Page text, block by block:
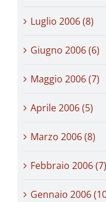
Luglio 2006 (8)
Giugno 2006 (6)
Maggio 2006 (7)
Aprile 2006 (5)
Marzo 2006 (8)
Febbraio 2006 (7)
Gennaio 2006